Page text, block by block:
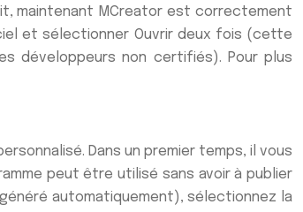
maintenant MCreator est correctement
et sélectionner Ouvrir deux fois (cette
développeurs non certifiés). Pour plus
Dans un premier temps, il vous
peut être utilisé sans avoir à publier
automatiquement), sélectionnez la